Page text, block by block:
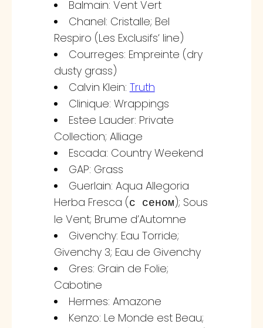
Balmain: Vent Vert
Chanel: Cristalle; Bel
Respiro (Les Exclusifs‘ line)
Courreges: Empreinte (dry
dusty grass)
Calvin Klein: Truth
Clinique: Wrappings
Estee Lauder: Private
Collection; Alliage
Escada: Country Weekend
GAP: Grass
Guerlain: Aqua Allegoria
Herba Fresca ( с сеном ); Sous
le Vent; Brume d’Automne
Givenchy: Eau Torride;
Givenchy 3; Eau de Givenchy
Gres: Grain de Folie;
Cabotine
Hermes: Amazone
Kenzo: Le Monde est Beau;